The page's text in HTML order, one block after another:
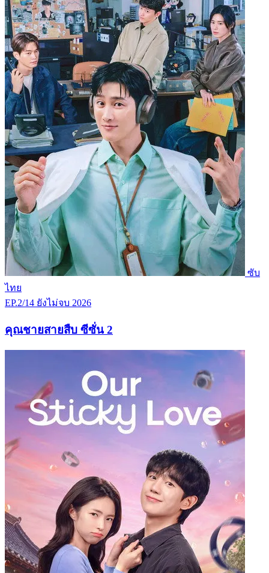
ซับ
ไทย
EP.2/14 ยังไม่จบ 2026
คุณชายสายสืบ ซีซั่น 2